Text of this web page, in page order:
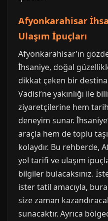
Afyonkarahisar
Ulaşım İpuçları
Afyonkarahisar’ın
İhsaniye, doğal
dikkat çeken bir
Vadisi’ne yakınlığı ile
ziyaretçilerine hem
deneyim sunar.
araçla hem de toplu
kolaydır. Bu rehberde,
yol tarifi ve ulaşım
bilgiler bulacaksınız.
ister tatil amacıyla,
size zaman
sunacaktır. Ayrıca